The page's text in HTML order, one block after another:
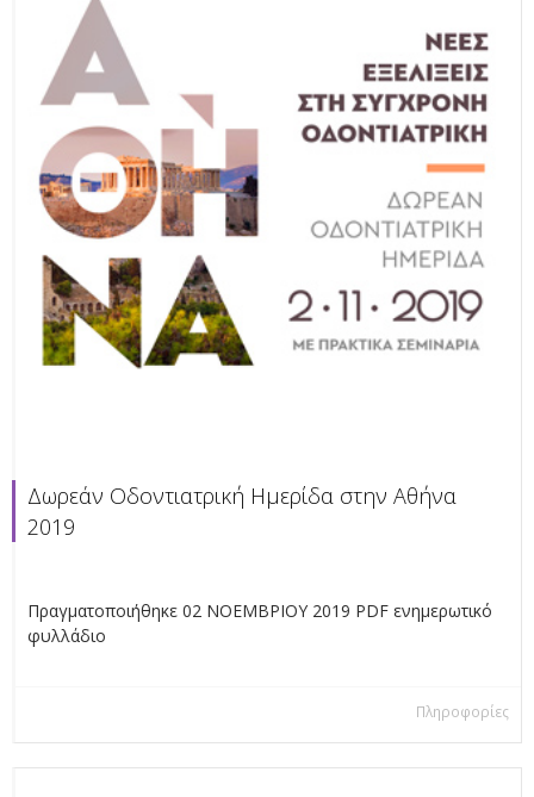
Δωρεάν Οδοντιατρική Ημερίδα στην Αθήνα
2019
Πραγματοποιήθηκε 02 ΝΟΕΜΒΡΙΟΥ 2019 PDF ενημερωτικό
φυλλάδιο
Πληροφορίες